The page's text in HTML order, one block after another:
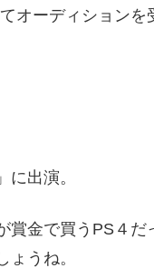
オーディションを
に出演。
賞金で買うPS４
うね。